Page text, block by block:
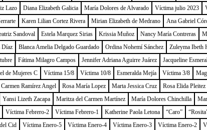
Lazo Diana Elizabeth Galicia María Dolores de Alvarado Víctima julio 2023
Karen Lilian Cortez Rivera Mirian Elizabeth de Medrano Ana Gabriel
Sandoval Estela Marquez Sirias Krissia Muñoz Nancy María Contreras
Díaz Blanca Amelia Delgado Guardado Ordina Nohemí Sánchez Zuleyma Ibeth
Fátima Milagro Campos Jennifer Adriana Aguirre Juárez Jacqueline
de Mujeres C Víctima 15/8 Víctima 10/8 Esmeralda Mejía Víctima 3/8
Ramírez Angel Rosa María Lopez Marta Jessica Cruz Rosa Elida Pleitez
Yansi Lizeth Zacapa Maritza del Carmen Martínez María Dolores Chinchilla
Víctima Febrero-2 Víctima Febrero-1 Katherine Paola Letona “Caro”
Cid Víctima Enero-5 Víctima Enero-4 Víctima Enero-3 Víctima Enero-2